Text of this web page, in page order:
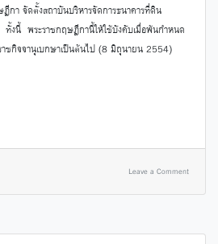
กา จัดตั้งสถาบันบริหารจัดการธนาคารที่ดิน
นี้ พระราชกฤษฎีกานี้ให้ใช้บังคับเมื่อพ้นกำหนด
ชกิจจานุเบกษาเป็นต้นไป (8 มิถุนายน 2554)
Leave a Comment